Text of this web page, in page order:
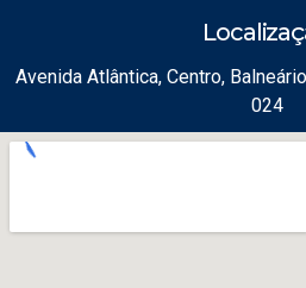
Avenida Atlântica, Centro,
024